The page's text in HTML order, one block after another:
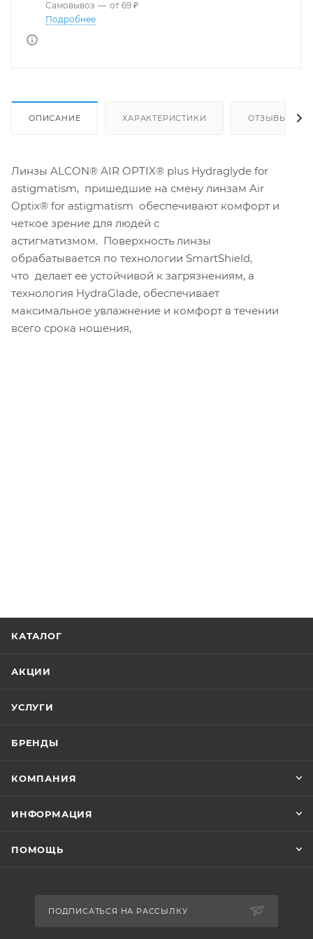
Самовывоз — от 69 ₽
Подробнее
ОПИСАНИЕ ХАРАКТЕРИСТИКИ ОТЗЫВЫ
Линзы ALCON® AIR OPTIX® plus Hydraglyde for
astigmatism, пришедшие на смену линзам Air
Optix® for astigmatism обеспечивают комфорт и
четкое зрение для людей с
астигматизмом. Поверхность линзы
обрабатывается по технологии SmartShield,
что делает ее устойчивой к загрязнениям, а
технология HydraGlade, обеспечивает
максимальное увлажнение и комфорт в течении
всего срока ношения,
КАТАЛОГ
АКЦИИ
УСЛУГИ
БРЕНДЫ
КОМПАНИЯ
ИНФОРМАЦИЯ
ПОМОЩЬ
ПОДПИСАТЬСЯ НА РАССЫЛКУ